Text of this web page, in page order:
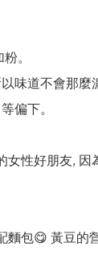
。
味道不會那麼
偏下。
女性好朋友, 因
麵包😋 黃豆的